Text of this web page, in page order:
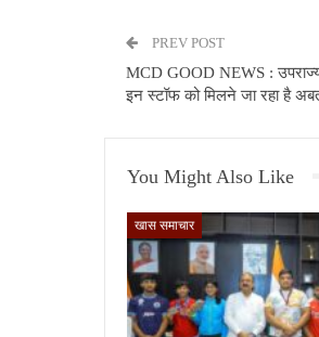
PREV POST
MCD GOOD NEWS :
इन स्टॉफ को मिलने जा रहा है
You Might Also Like
खास समाचार